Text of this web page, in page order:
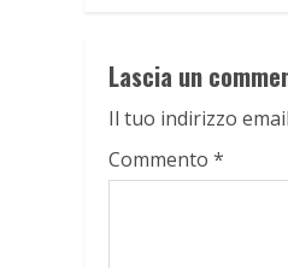
Lascia un
Il tuo indirizzo
Commento *